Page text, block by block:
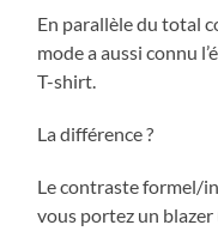
En parallèle du total
mode a aussi connu
T-shirt.
La différence ?
Le contraste formel/
vous portez un